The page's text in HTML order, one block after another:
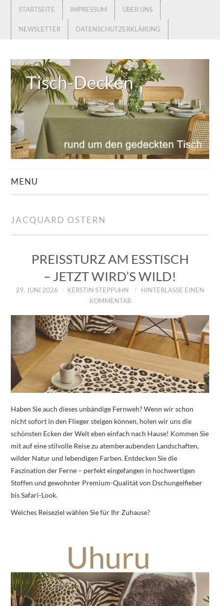
STARTSEITE IMPRESSUM ÜBER UNS
NEWSLETTER DATENSCHUTZERKLÄRUNG
MENU
ÜBER UNS
ZUM SHOP
DATENSCHUTZERKLÄRUNG
JACQUARD OSTERN
PREISSTURZ AM ESSTISCH
– JETZT WIRD’S WILD!
29. JUNI 2026 KERSTIN STEPPUHN
HINTERLASSE EINEN
KOMMENTAR
Haben Sie auch dieses unbändige Fernweh? Wenn wir schon
nicht sofort in den Flieger steigen können, holen wir uns die
schönsten Ecken der Welt eben einfach nach Hause! Kommen Sie
mit auf eine stilvolle Reise zu atemberaubenden Landschaften,
wilder Natur und lebendigen Farben. Entdecken Sie die
Faszination der Ferne – perfekt eingefangen in hochwertigen
Stoffen und gewohnter Premium-Qualität von Dschungelfieber
bis Safari-Look.
Welches Reiseziel wählen Sie für Ihr Zuhause?